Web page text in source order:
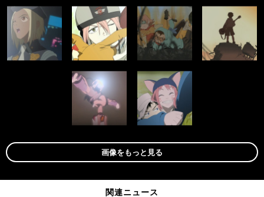
画像をもっと見る
関連ニュース